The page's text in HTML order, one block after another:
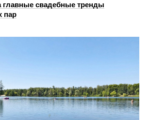
главные свадебные тренды
пар